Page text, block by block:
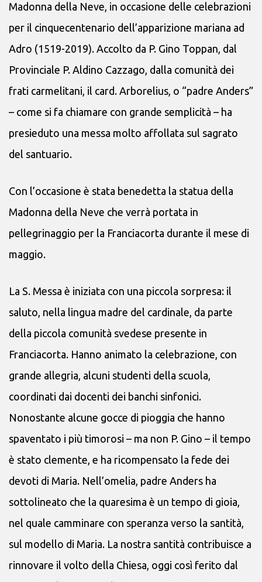
Madonna della Neve, in occasione delle celebrazioni
per il cinquecentenario dell’apparizione mariana ad
Adro (1519-2019). Accolto da P. Gino Toppan, dal
Provinciale P. Aldino Cazzago, dalla comunità dei
frati carmelitani, il card. Arborelius, o “padre Anders”
– come si fa chiamare con grande semplicità – ha
presieduto una messa molto affollata sul sagrato
del santuario.
Con l’occasione è stata benedetta la statua della
Madonna della Neve che verrà portata in
pellegrinaggio per la Franciacorta durante il mese di
maggio.
La S. Messa è iniziata con una piccola sorpresa: il
saluto, nella lingua madre del cardinale, da parte
della piccola comunità svedese presente in
Franciacorta. Hanno animato la celebrazione, con
grande allegria, alcuni studenti della scuola,
coordinati dai docenti dei banchi sinfonici.
Nonostante alcune gocce di pioggia che hanno
spaventato i più timorosi – ma non P. Gino – il tempo
è stato clemente, e ha ricompensato la fede dei
devoti di Maria. Nell’omelia, padre Anders ha
sottolineato che la quaresima è un tempo di gioia,
nel quale camminare con speranza verso la santità,
sul modello di Maria. La nostra santità contribuisce a
rinnovare il volto della Chiesa, oggi così ferito dal